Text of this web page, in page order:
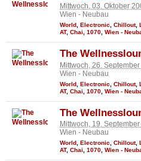
Mittwoch, 03. Oktober
Wien - Neubau
World, Electronic, Chillout,
AT, Chai, 1070, Wien -
The
Mittwoch, 26.
Wien - Neubau
World Electronic Chillout,
AT, Chai 1070 Wien -
The
Mittwoch, 19.
Wien - Neubau
World Electronic Chillout,
AT, Chai 1070 Wien -